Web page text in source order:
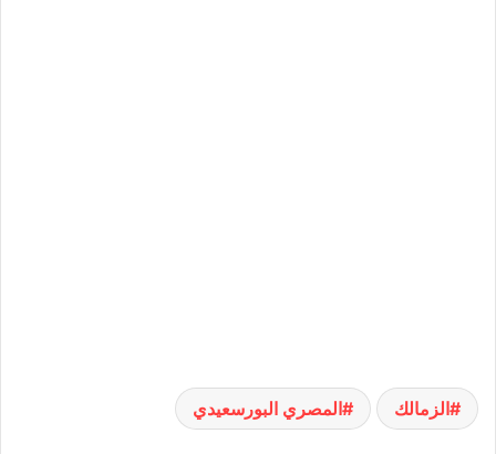
الزمالك المصري البورسعيدي